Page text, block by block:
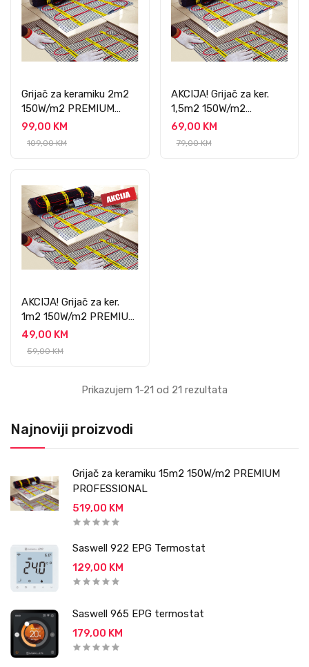
Najnoviji proizvodi
Grijač za keramiku 15m2 150W/m2 PREMIUM
PROFESSIONAL
519,00 KM
Saswell 922 EPG Termostat
129,00 KM
Saswell 965 EPG termostat
179,00 KM
Grijač za keramiku 2m2
150W/m2 PREMIUM
PROFESSIONAL
99,00 KM
109,00 KM
AKCIJA! Grijač za ker.
1,5m2 150W/m2
PREMIUM
PROFESSIONAL
69,00 KM
79,00 KM
AKCIJA! Grijač za ker.
1m2 150W/m2 PREMIUM
PROFESSIONAL
49,00 KM
59,00 KM
Prikazujem 1-21 od 21 rezultata